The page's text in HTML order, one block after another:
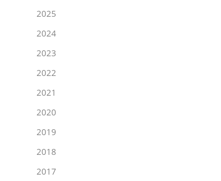
2025
2024
2023
2022
2021
2020
2019
2018
2017